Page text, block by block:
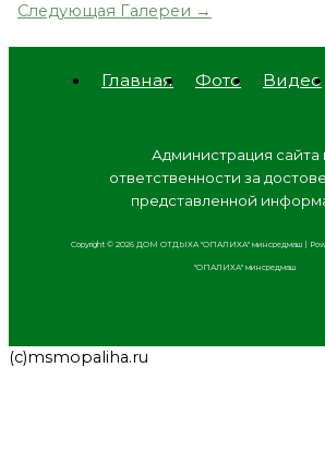
Следующая Галереи →
Главная Фото Видео
Администрация сайта
ответственности за
представленной
Copyright © 2026 ДОМ ОТДЫХА "ОПАЛИХА" минсредмаш |
"ОПАЛИХА" минсредмаш
(с)msmopaliha.ru